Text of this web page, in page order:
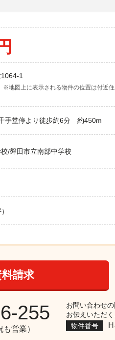
1
※地図上に表示される物件の位置は付近
手堂停より徒歩約6分 約450m
/磐田市立南部中学校
料請求
255
営業）
お問い合わせ
お伝えいただく
物件番号